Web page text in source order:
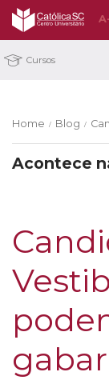
A
Cursos
Home / Blog /
Acontece